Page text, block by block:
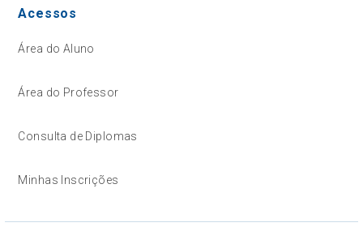
Acessos
Área do Aluno
Área do Professor
Consulta de Diplomas
Minhas Inscrições